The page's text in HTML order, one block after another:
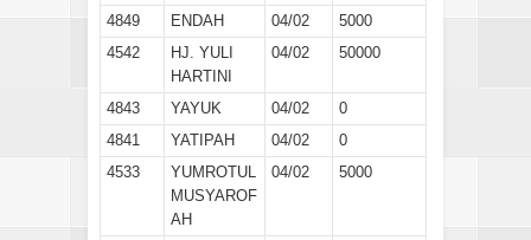
4849
ENDAH 04/02
5000
4542
HJ. YULI
HARTINI
04/02 50000
4843 YAYUK 04/02
0
4841
YATIPAH 04/02
0
4533
YUMROTUL
MUSYAROF
AH
04/02 5000